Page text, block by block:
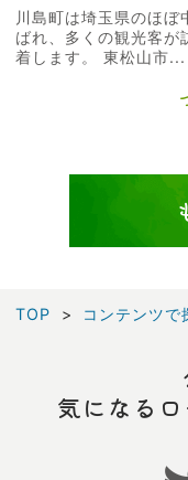
川島町は埼玉県のほ
ばれ、多くの観光客が
着します。 東松山市...
TOP コンテンツ
気になる